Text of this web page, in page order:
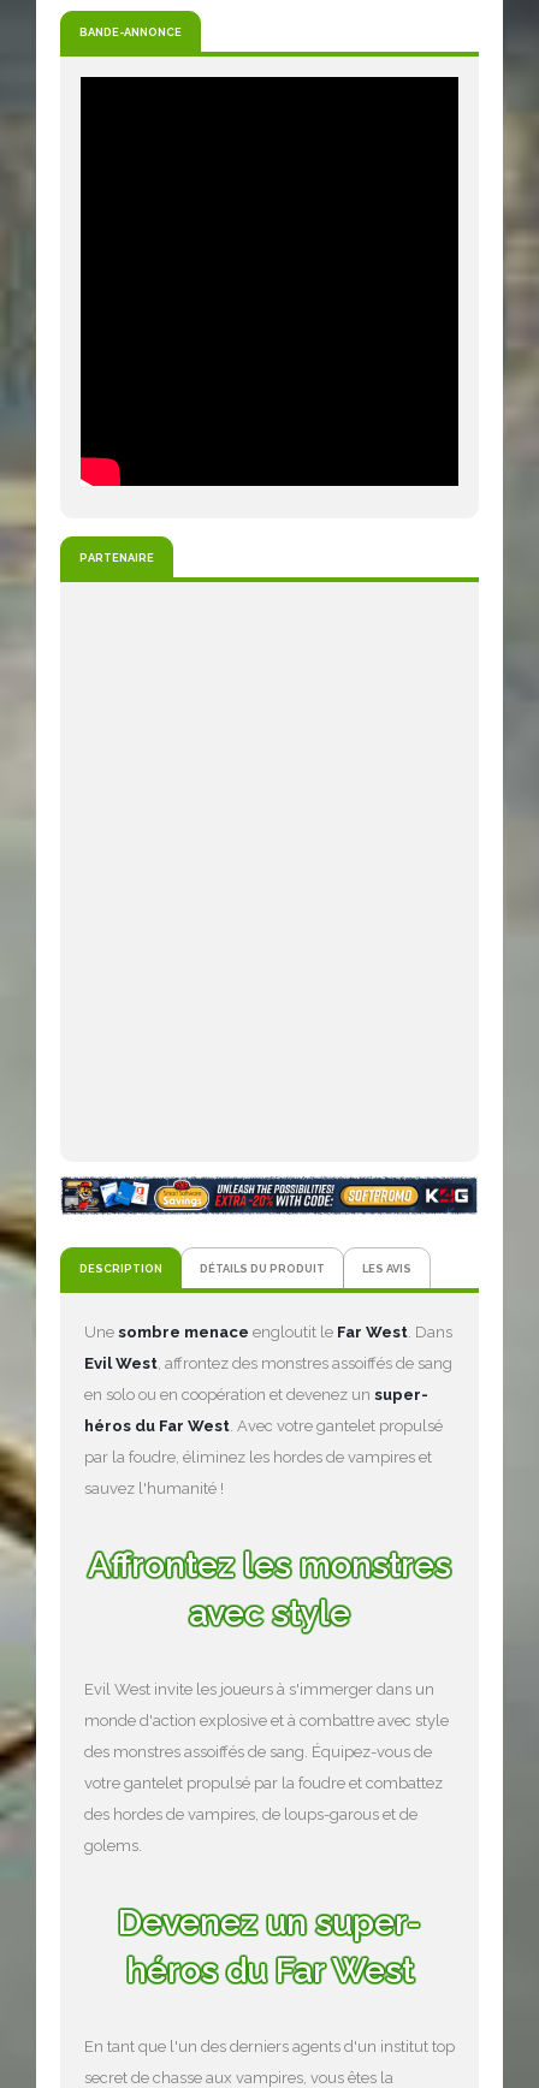
BANDE-ANNONCE
PARTENAIRE
DESCRIPTION DÉTAILS DU PRODUIT LES AVIS
Une sombre menace engloutit le Far West. Dans
Evil West, affrontez des monstres assoiffés de sang
en solo ou en coopération et devenez un super-
héros du Far West. Avec votre gantelet propulsé
par la foudre, éliminez les hordes de vampires et
sauvez l'humanité !
Affrontez les monstres
avec style
Evil West invite les joueurs à s'immerger dans un
monde d'action explosive et à combattre avec style
des monstres assoiffés de sang. Équipez-vous de
votre gantelet propulsé par la foudre et combattez
des hordes de vampires, de loups-garous et de
golems.
Devenez un super-
héros du Far West
En tant que l'un des derniers agents d'un institut top
secret de chasse aux vampires, vous êtes la